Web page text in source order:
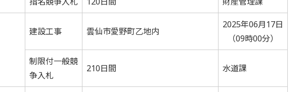
建設工事 雲仙市愛野町乙地内
2025年06月17日
（09時00分）
制限付一般競
争入札
210日間 水道課